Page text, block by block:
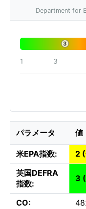
Department for
3
1 3
パラメータ 値
米EPA指数:
2
英国DEFRA
指数:
3
CO: